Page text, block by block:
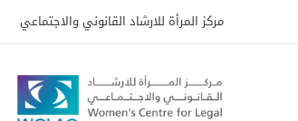
مركز المرأة للارشاد القانوني والاجتماعي